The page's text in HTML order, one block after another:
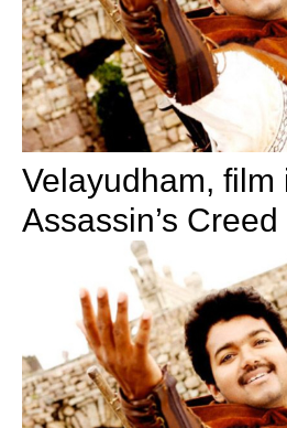
Velayudham, film
Assassin’s Creed